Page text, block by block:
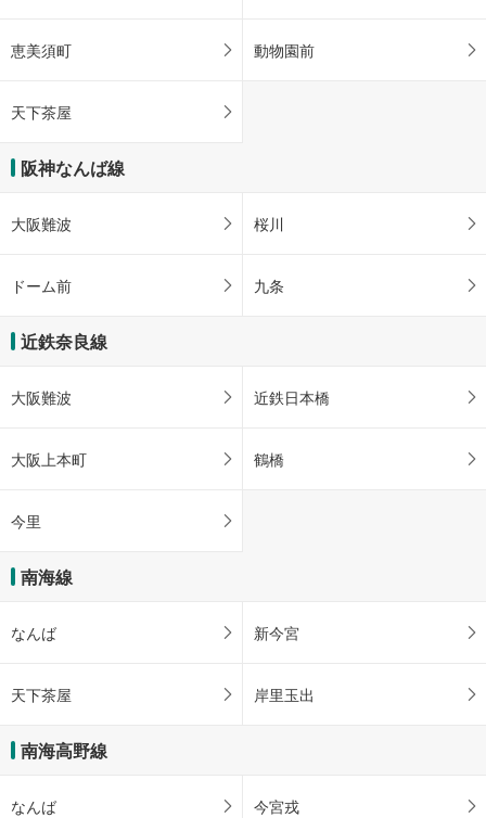
恵美須町 動物園前
天下茶屋
阪神なんば線
大阪難波 桜川
ドーム前 九条
近鉄奈良線
大阪難波 近鉄日本橋
大阪上本町 鶴橋
今里
南海線
なんば 新今宮
天下茶屋 岸里玉出
南海高野線
なんば 今宮戎